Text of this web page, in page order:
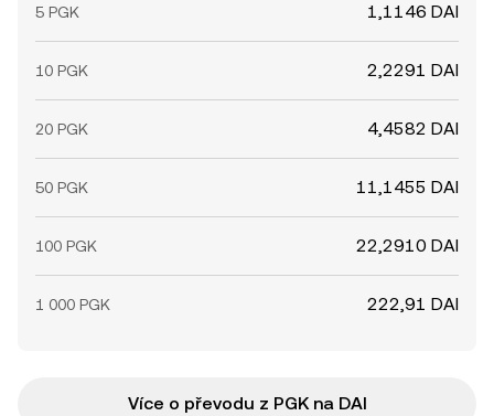
5 PGK 1,1146 DAI
10 PGK 2,2291 DAI
20 PGK 4,4582 DAI
50 PGK 11,1455 DAI
100 PGK 22,2910 DAI
1 000 PGK 222,91 DAI
Více o převodu z PGK na DAI